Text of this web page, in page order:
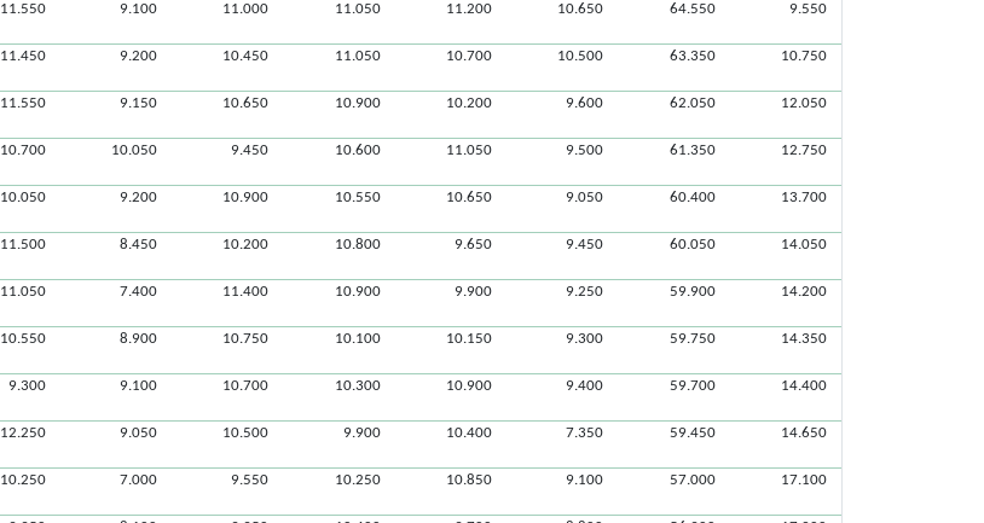
11.550 9.100 11.000 11.050 11.200 10.650 64.550 9.550
11.450 9.200 10.450 11.050 10.700 10.500 63.350 10.750
11.550 9.150 10.650 10.900 10.200 9.600 62.050 12.050
10.700 10.050 9.450 10.600 11.050 9.500 61.350 12.750
10.050 9.200 10.900 10.550 10.650 9.050 60.400 13.700
11.500 8.450 10.200 10.800 9.650 9.450 60.050 14.050
11.050 7.400 11.400 10.900 9.900 9.250 59.900 14.200
10.550 8.900 10.750 10.100 10.150 9.300 59.750 14.350
9.300 9.100 10.700 10.300 10.900 9.400 59.700 14.400
12.250 9.050 10.500 9.900 10.400 7.350 59.450 14.650
10.250 7.000 9.550 10.250 10.850 9.100 57.000 17.100